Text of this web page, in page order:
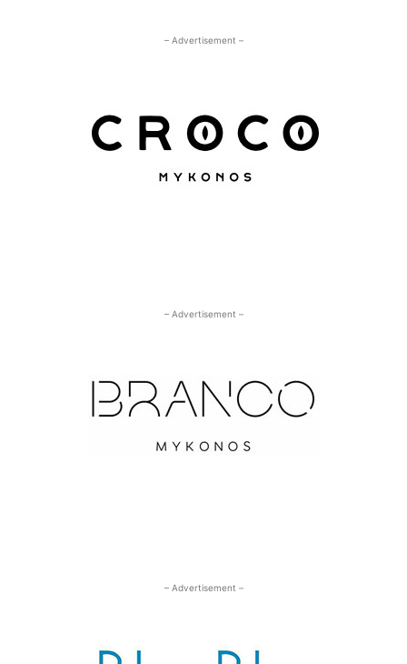
– Advertisement –
– Advertisement –
– Advertisement –